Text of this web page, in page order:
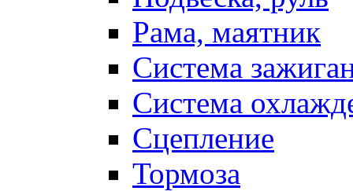
Рама, маятник
Система
Система
Сцепление
Тормоза